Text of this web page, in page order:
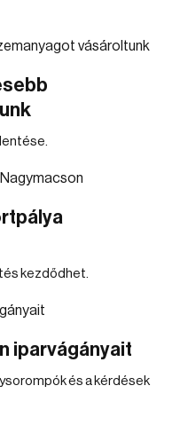
kezdődhet.
iparvágányait
és a kérdések